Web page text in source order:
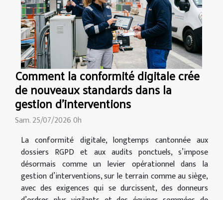
Comment la conformité digitale crée
de nouveaux standards dans la
gestion d’interventions
Sam. 25/07/2026 0h
La conformité digitale, longtemps cantonnée aux
dossiers RGPD et aux audits ponctuels, s’impose
désormais comme un levier opérationnel dans la
gestion d’interventions, sur le terrain comme au siège,
avec des exigences qui se durcissent, des donneurs